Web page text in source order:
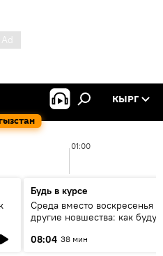
КЫРГ
01:00
Будь в курсе
Среда вместо воскресенья и
другие новшества: как будут
08:04 38 мин